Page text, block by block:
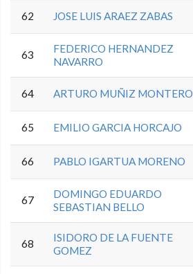
62 JOSE LUIS ARAEZ ZABAS
63
FEDERICO HERNANDEZ
NAVARRO
64 ARTURO MUÑIZ MONTERO
65 EMILIO GARCIA HORCAJO
66 PABLO IGARTUA MORENO
67
DOMINGO EDUARDO
SEBASTIAN BELLO
68
ISIDORO DE LA FUENTE
GOMEZ